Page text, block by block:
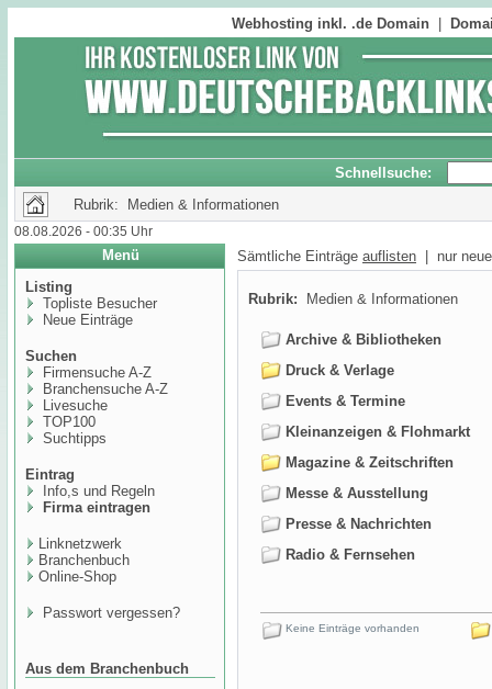
Webhosting inkl. .de Domain
Schnellsuche:
Rubrik: Medien & Informationen
08.08.2026 - 00:35 Uhr
Menü
Listing
Topliste Besucher
Neue Einträge
Suchen
Firmensuche A-Z
Branchensuche A-Z
Livesuche
TOP100
Suchtipps
Eintrag
Info,s und Regeln
Firma eintragen
Linknetzwerk
Branchenbuch
Online-Shop
Passwort vergessen?
Aus dem Branchenbuch
Sämtliche Einträge auflisten | nur
Rubrik: Medien & Informationen
Archive & Bibliotheken
Druck & Verlage
Events & Termine
Kleinanzeigen & Flohmarkt
Magazine & Zeitschriften
Messe & Ausstellung
Presse & Nachrichten
Radio & Fernsehen
Keine Einträge vorhanden